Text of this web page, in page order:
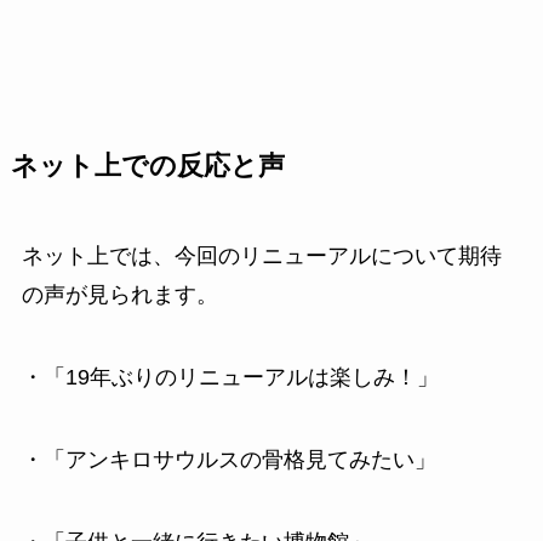
ネット上での反応と声
ネット上では、今回のリニューアルについて期待
の声が見られます。
・「19年ぶりのリニューアルは楽しみ！」
・「アンキロサウルスの骨格見てみたい」